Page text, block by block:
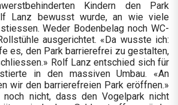
Kindern den Park
Lanz bewusst wurde, an wie viele
Weder Bodenbelag noch WC-
ausgerichtet. «Da wusste ich:
es, den Park barrierefrei zu gestalten,
Rolf Lanz entschied sich für
in den massiven Umbau. «An
wir den barrierefreien Park eröffnen.»
nicht, dass den Vogelpark nicht